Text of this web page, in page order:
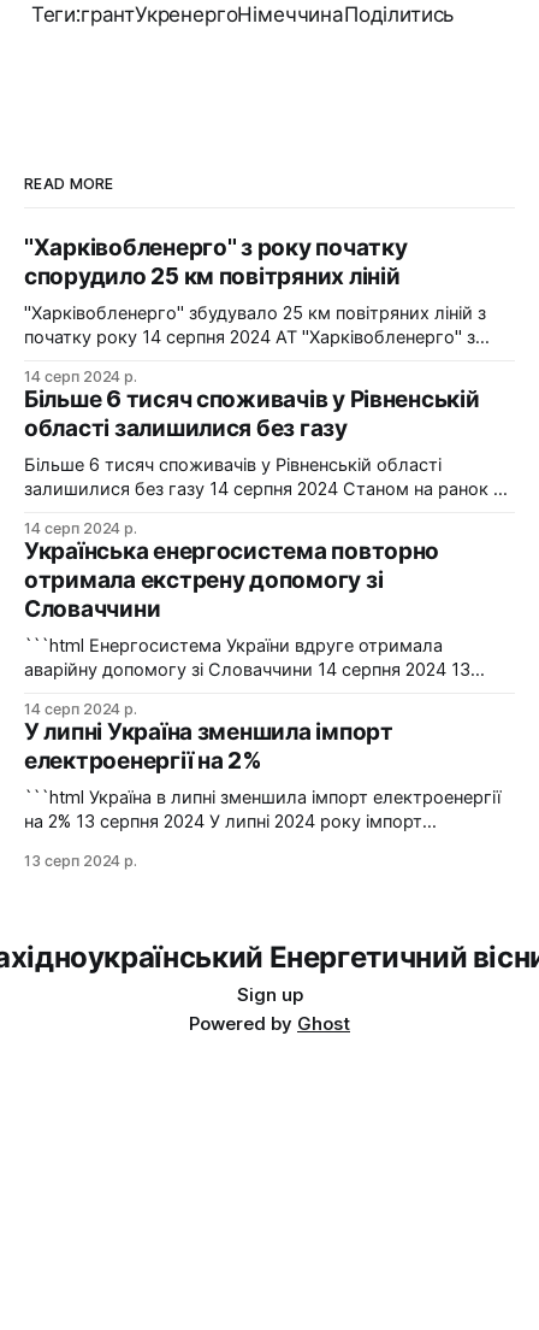
Теги:грантУкренергоНімеччинаПоділитись
READ MORE
"Харківобленерго" з року початку
спорудило 25 км повітряних ліній
"Харківобленерго" збудувало 25 км повітряних ліній з
початку року 14 серпня 2024 АТ "Харківобленерго" з
ліній, оновило 1134 опори та встановило 5 нових
електропідстанцій у рамках інвестиційної програми на
2024-2025 роки. Фото: "Харківобленерго" "АТ
"Харківобленерго&
14 серп 2024 р.
Більше 6 тисяч споживачів у Рівненській
області залишилися без газу
Більше 6 тисяч споживачів у Рівненській області
залишилися без газу 14 серпня 2024 Станом на ранок 14
області залишилися без газопостачання через
технологічні проблеми. Фото: Рівнегаз Також, в
Сумській області в одному з населених пунктів в
результаті удару керованою авіабомбою пошкоджено
сталевий
14 серп 2024 р.
Українська енергосистема повторно
отримала екстрену допомогу зі
Словаччини
```html Енергосистема України вдруге отримала
аварійну допомогу зі Словаччини 14 серпня 2024 13
аварійну допомогу зі Словаччини. Фото: Shutterstock "У
вчорашній день, 13 серпня, НЕК "Укренерго" запитала
аварійну допомогу з енергосистеми Словаччини", –
йдеться в повідомленні пресслужби оператора системи
передачі. Експорт
14 серп 2024 р.
У липні Україна зменшила імпорт
електроенергії на 2%
```html Україна в липні зменшила імпорт електроенергії
на 2% 13 серпня 2024 У липні 2024 року імпорт
червнем. Експорт залишався на нульовому рівні. Графіка:
13 серп 2024 р.
Енергетичний
Sign up
Powered by Ghost